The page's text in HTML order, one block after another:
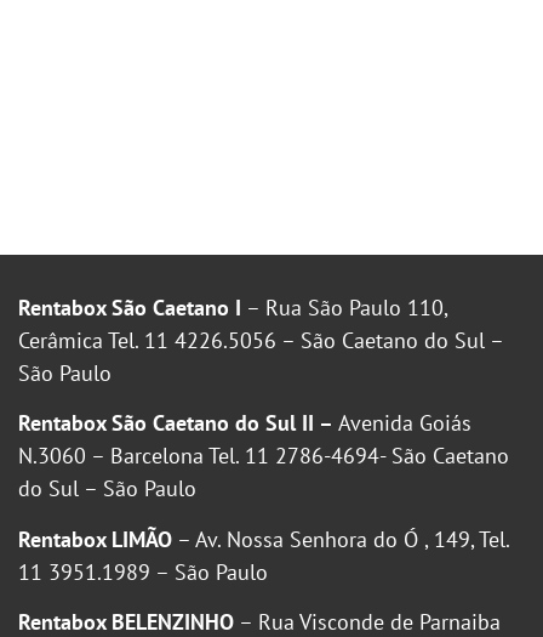
Rentabox São Caetano I – Rua São Paulo 110,
Cerâmica Tel. 11 4226.5056 – São Caetano do Sul –
São Paulo
Rentabox São Caetano do Sul II – Avenida Goiás
N.3060 – Barcelona Tel. 11 2786-4694- São Caetano
do Sul – São Paulo
Rentabox LIMÃO – Av. Nossa Senhora do Ó , 149, Tel.
11 3951.1989 – São Paulo
Rentabox BELENZINHO – Rua Visconde de Parnaiba